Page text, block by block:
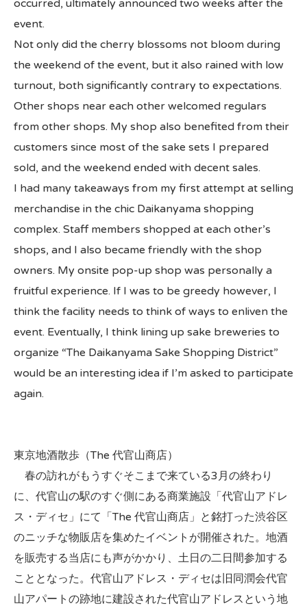
occurred, ultimately announced two weeks after the
event.
Not only did the cherry blossoms not bloom during
the weekend of the event, but it also rained with low
turnout, both significantly contrary to expectations.
Other shops near each other welcomed regulars
from other shops. My shop also benefited from their
customers since most of the sake sets I prepared
sold, and the weekend ended with decent sales.
I had many takeaways from my first attempt at selling
merchandise in the chic Daikanyama shopping
complex. Staff members shopped at each other’s
shops, and I also became friendly with the shop
owners. My onsite pop-up shop was personally a
fruitful experience. If I was to be greedy however, I
think the facility needs to think of ways to enliven the
event. Eventually, I think lining up sake breweries to
organize “The Daikanyama Sake Shopping District”
would be an interesting idea if I’m asked to participate
again.
東京地酒散歩（The 代官山商店）
春の訪れがもうすぐそこまで来ている3月の終わり
に、代官山の駅のすぐ側にある商業施設「代官山アドレ
ス・ディセ」にて「The 代官山商店」と銘打った渋谷区
のニッチな物販店を集めたイベントが開催された。地酒
を販売する当店にも声がかかり、土日の二日間参加する
こととなった。代官山アドレス・ディセは旧同潤会代官
山アパートの跡地に建設された代官山アドレスという地